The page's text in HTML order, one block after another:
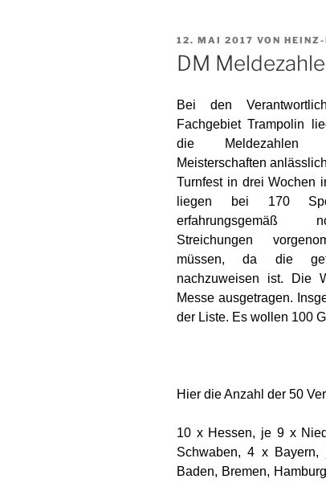
VERÖFFENTLICHT
AM
12. MAI 2017 VON
DM
Bei den
Fachgebiet Trampolin
die Meldezahlen
Meisterschaften
Turnfest in drei Wochen
liegen bei 170
erfahrungsgemäß
Streichungen
müssen, da die
nachzuweisen ist. Die
Messe ausgetragen.
der Liste. Es wollen 100
Hier die Anzahl der 50
10 x Hessen, je 9 x
Schwaben, 4 x
Baden, Bremen,